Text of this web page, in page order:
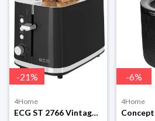
-21%
4Home
ECG ST 2766 Vintage Nero toster 4-Home
-6%
4Home